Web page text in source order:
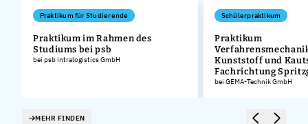
Praktikum für Studierende
Praktikum im Rahmen des
Studiums bei psb
bei psb intralogistics GmbH
Schülerpraktikum
Praktikum
Kunststoff und
Fachrichtung
bei GEMA-Technik GmbH
MEHR FINDEN